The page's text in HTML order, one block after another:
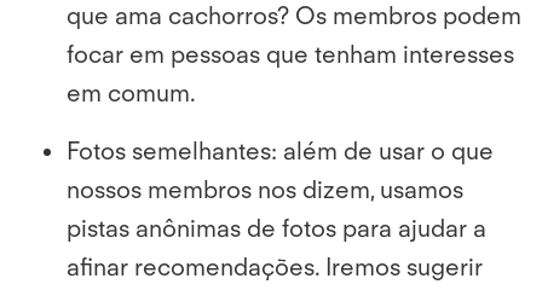
que ama cachorros? Os membros podem
focar em pessoas que tenham interesses
em comum.
Fotos semelhantes: além de usar o que
nossos membros nos dizem, usamos
pistas anônimas de fotos para ajudar a
afinar recomendações. Iremos sugerir